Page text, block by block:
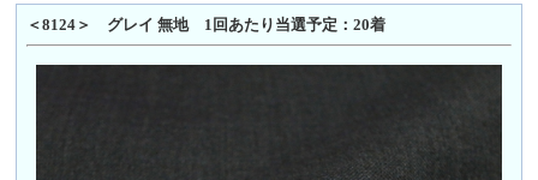
＜8124＞ グレイ 無地 1回あたり当選予定：20着